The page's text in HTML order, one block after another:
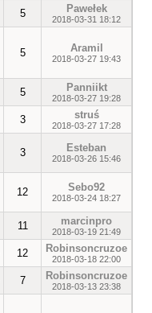
5 Pawełek
2018-03-31 18:12
5 Aramil
2018-03-27 19:43
5 Panniikt
2018-03-27 19:28
3 struś
2018-03-27 17:28
3 Esteban
2018-03-26 15:46
12 Sebo92
2018-03-24 18:27
11 marcinpro
2018-03-19 21:49
12 Robinsoncruzoe
2018-03-18 22:00
7 Robinsoncruzoe
2018-03-13 23:38